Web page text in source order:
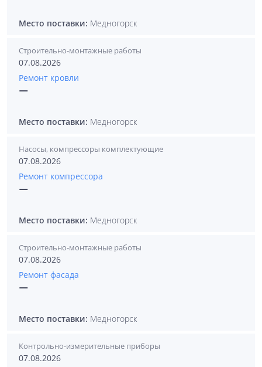
Место поставки: Медногорск
Строительно-монтажные работы
07.08.2026
Ремонт кровли
—
Место поставки: Медногорск
Насосы, компрессоры комплектующие
07.08.2026
Ремонт компрессора
—
Место поставки: Медногорск
Строительно-монтажные работы
07.08.2026
Ремонт фасада
—
Место поставки: Медногорск
Контрольно-измерительные приборы
07.08.2026